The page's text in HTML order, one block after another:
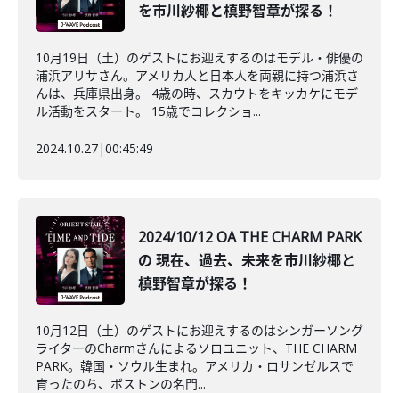
を市川紗椰と槙野智章が探る！
10月19日（土）のゲストにお迎えするのはモデル・俳優の
浦浜アリサさん。アメリカ人と日本人を両親に持つ浦浜さ
んは、兵庫県出身。 4歳の時、スカウトをキッカケにモデ
ル活動をスタート。 15歳でコレクショ...
2024.10.27|00:45:49
2024/10/12 OA THE CHARM PARK
の 現在、過去、未来を市川紗椰と
槙野智章が探る！
10月12日（土）のゲストにお迎えするのはシンガーソング
ライターのCharmさんによるソロユニット、THE CHARM
PARK。韓国・ソウル生まれ。アメリカ・ロサンゼルスで
育ったのち、ボストンの名門...